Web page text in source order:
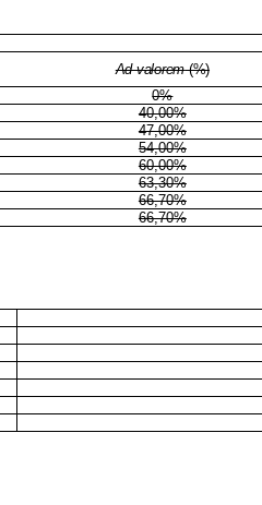
Ad valorem(%)
0%
40,00%
47,00%
54,00%
60,00%
63,30%
66,70%
66,70%